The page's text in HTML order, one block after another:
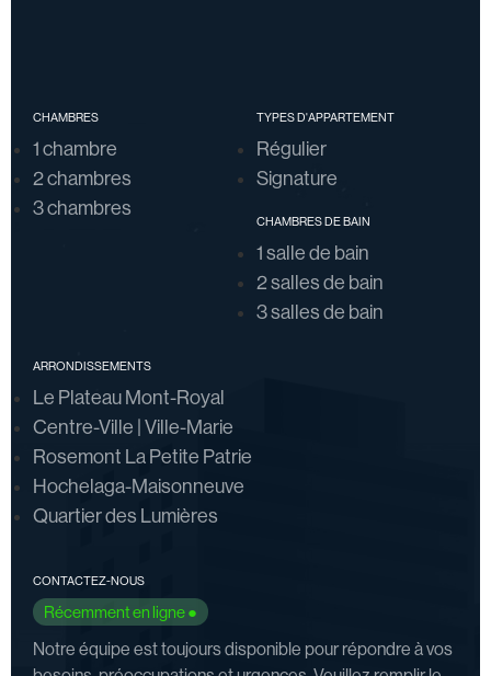
CHAMBRES
1 chambre
2 chambres
3 chambres
TYPES D'APPARTEMENT
Régulier
Signature
CHAMBRES DE BAIN
1 salle de bain
2 salles de bain
3 salles de bain
ARRONDISSEMENTS
Le Plateau Mont-Royal
Centre-Ville | Ville-Marie
Rosemont La Petite Patrie
Hochelaga-Maisonneuve
Quartier des Lumières
CONTACTEZ-NOUS
Récemment en ligne ●
Notre équipe est toujours disponible pour répondre à vos